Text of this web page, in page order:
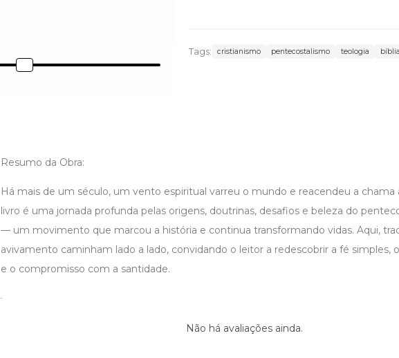
Tags: cristianismo pentecostalismo teologia bíblia
Resumo da Obra:
Há mais de um século, um vento espiritual varreu o mundo e reacendeu a chama
livro é uma jornada profunda pelas origens, doutrinas, desafios e beleza do
— um movimento que marcou a história e continua transformando vidas. Aqui,
avivamento caminham lado a lado, convidando o leitor a redescobrir a fé simples,
e o compromisso com a santidade.
Não há avaliações ainda.